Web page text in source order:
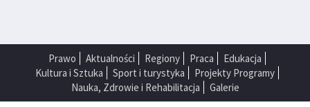
Prawo Aktualności Regiony Praca
Edukacja
Kultura i Sztuka
Sport i turystyka
Projekty Programy
Nauka, Zdrowie i Rehabilitacja
Galerie